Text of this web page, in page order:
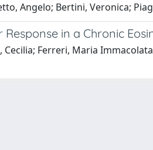
Angelo; Bertini, Veronica;
in a Chronic
Ferreri, Maria